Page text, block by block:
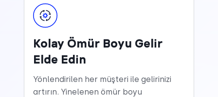
Kolay Ömür Boyu Gelir
Elde Edin
Yönlendirilen her müşteri ile gelirinizi
artırın. Yinelenen ömür boyu